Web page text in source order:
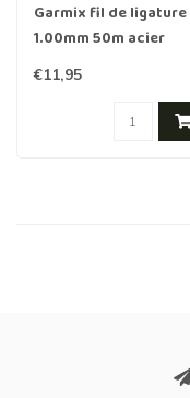
Garmix fil de ligature
1.00mm 50m acier
inoxydable
€11,95